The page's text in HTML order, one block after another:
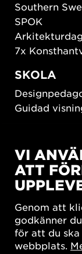
Southern
SPOK
7x
SKOLA
Guidad
New
Share Future
What
VI
ATT
Genom att
godkänner
för att du
webbplats.